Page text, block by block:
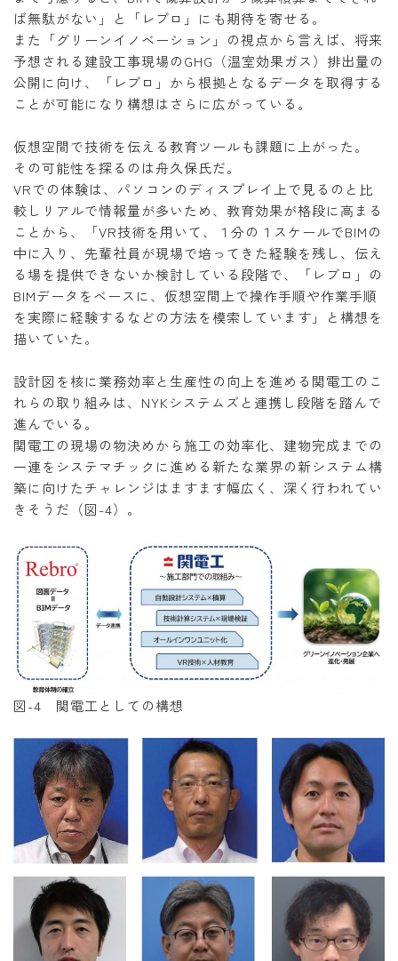
ば無駄がない」と「レブロ」にも期待を寄せる。
また「グリーンイノベーション」の視点から言えば、将来
予想される建設工事現場のGHG（温室効果ガス）排出量の
公開に向け、「レブロ」から根拠となるデータを取得する
ことが可能になり構想はさらに広がっている。
仮想空間で技術を伝える教育ツールも課題に上がった。
その可能性を探るのは舟久保氏だ。
VRでの体験は、パソコンのディスプレイ上で見るのと比
較しリアルで情報量が多いため、教育効果が格段に高まる
ことから、「VR技術を用いて、１分の１スケールでBIMの
中に入り、先輩社員が現場で培ってきた経験を残し、伝え
る場を提供できないか検討している段階で、「レブロ」の
BIMデータをベースに、仮想空間上で操作手順や作業手順
を実際に経験するなどの方法を模索しています」と構想を
描いていた。
設計図を核に業務効率と生産性の向上を進める関電工のこ
れらの取り組みは、NYKシステムズと連携し段階を踏んで
進んでいる。
関電工の現場の物決めから施工の効率化、建物完成までの
一連をシステマチックに進める新たな業界の新システム構
築に向けたチャレンジはますます幅広く、深く行われてい
きそうだ（図-4）。
図-4 関電工としての構想